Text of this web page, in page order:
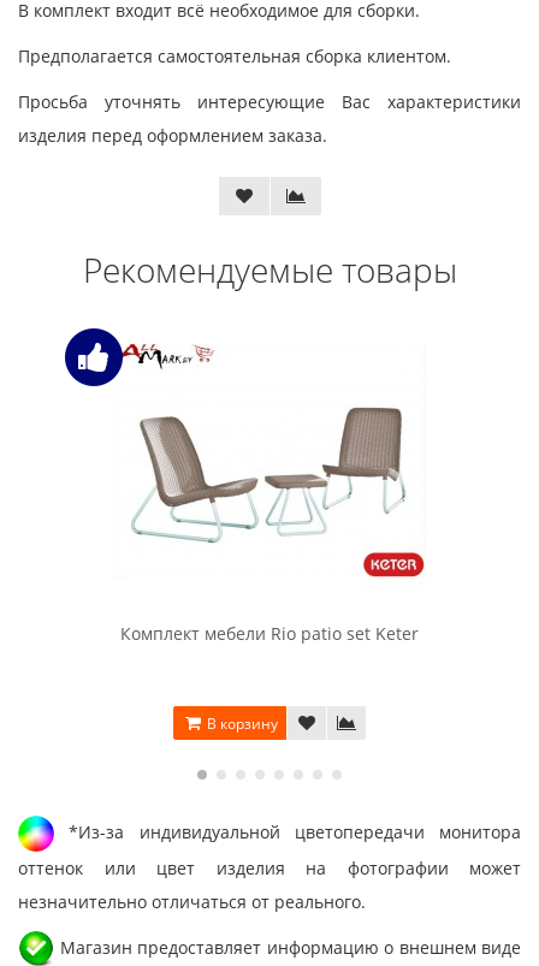
В комплект входит всё необходимое для сборки.
Предполагается самостоятельная сборка клиентом.
Просьба уточнять интересующие Вас характеристики
изделия перед оформлением заказа.
Рекомендуемые товары
Комплект мебели Rio patio set Keter
В корзину
*Из-за индивидуальной цветопередачи монитора
оттенок или цвет изделия на фотографии может
незначительно отличаться от реального.
Магазин предоставляет информацию о внешнем виде